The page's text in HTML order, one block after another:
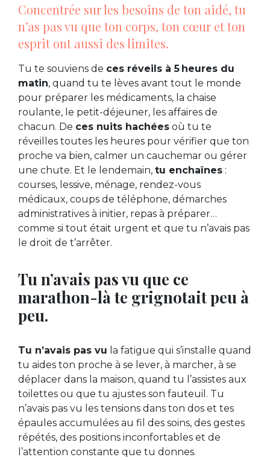
Concentrée sur les besoins de ton aidé, tu
n’as pas vu que ton corps, ton cœur et ton
esprit ont aussi des limites.
Tu te souviens de ces réveils à 5 heures du
matin, quand tu te lèves avant tout le monde
pour préparer les médicaments, la chaise
roulante, le petit-déjeuner, les affaires de
chacun. De ces nuits hachées où tu te
réveilles toutes les heures pour vérifier que ton
proche va bien, calmer un cauchemar ou gérer
une chute. Et le lendemain, tu enchaînes :
courses, lessive, ménage, rendez-vous
médicaux, coups de téléphone, démarches
administratives à initier, repas à préparer…
comme si tout était urgent et que tu n’avais pas
le droit de t’arrêter.
Tu n’avais pas vu que ce
marathon-là te grignotait peu à
peu.
Tu n’avais pas vu la fatigue qui s’installe quand
tu aides ton proche à se lever, à marcher, à se
déplacer dans la maison, quand tu l’assistes aux
toilettes ou que tu ajustes son fauteuil. Tu
n’avais pas vu les tensions dans ton dos et tes
épaules accumulées au fil des soins, des gestes
répétés, des positions inconfortables et de
l’attention constante que tu donnes.